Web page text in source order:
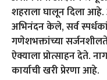
शहराला घालून दिला
अभिनंदन केले, सर्व
गणेशभक्तांच्या
ऐक्याला प्रोत्साहन देते.
कार्याची खरी प्रेरणा आहे.